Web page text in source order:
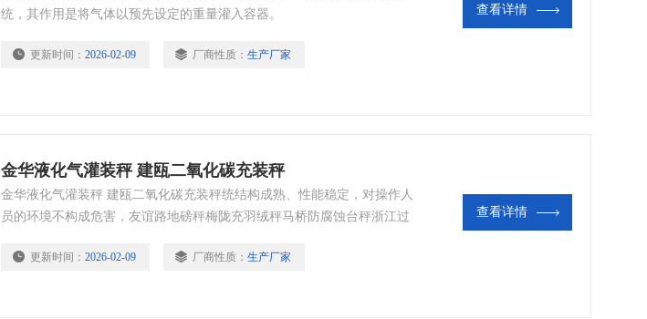
统，其作用是将气体以预先设定的重量灌入容器。
更新时间： 2026-02-09 厂商性质： 生产厂家
查看详情
金华液化气灌装秤 建瓯二氧化碳充装秤
金华液化气灌装秤 建瓯二氧化碳充装秤统结构成熟、性能稳定，对操作人
员的环境不构成危害，友谊路地磅秤梅陇充羽绒秤马桥防腐蚀台秤浙江过
行各业。更新时间： 2026-02-09 厂商性质： 生产厂家
查看详情